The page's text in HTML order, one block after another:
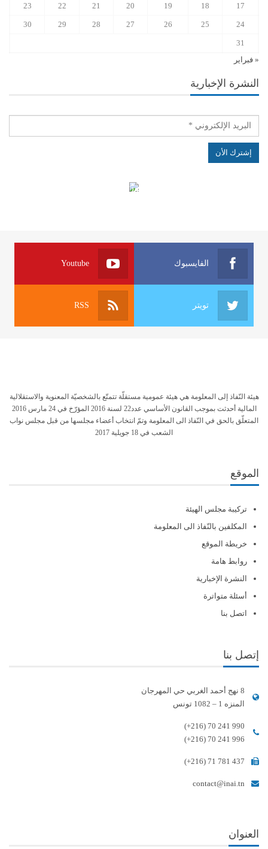
17
18
19
20
21
22
23
24
25
26
27
28
29
30
31
« فبراير
النشرة الإخبارية
الهياكل الخاضعة لقانون النفاذ إلى المعلومة
الفايسبوك Youtube
تويتر RSS
هيئة النّفاذ إلى المعلومة هي هيئة عمومية مستقلّة تتمتّع بالشخصيّة المعنوية والاستقلالية
المالية أحدثت بموجب القانون الأساسي عدد22 لسنة 2016 المؤرّخ في 24 مارس 2016
المتعلّق بالحق في النّفاذ الى المعلومة وتمّ انتخاب أعضاء مجلسها من قبل مجلس نواب
الشعب في 18 جويلية 2017
الموقع
تركيبة مجلس الهيئة
المكلفين بالنّفاذ الى المعلومة
خريطة الموقع
روابط هامة
النشرة الإخبارية
أسئلة متواترة
اتصل بنا
إتصل بنا
8 نهج أحمد الغربي حي المهرجان
المنزه 1 – 1082 تونس
(+216) 70 241 990
(+216) 70 241 996
(+216) 71 781 437
contact@inai.tn
العنوان